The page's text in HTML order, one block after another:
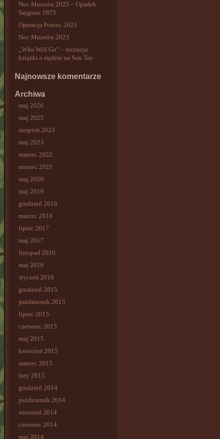
Noc Muzeów 2025 – Upadek
Sajgonu 1975
Operacja Poniec 2023
Noc Muzeów 2023
„Who Will Go” – recenzja
książki o rajdzie na Son Tay
Najnowsze komentarze
Archiwa
maj 2026
maj 2025
sierpień 2023
maj 2023
marzec 2022
marzec 2021
maj 2020
maj 2019
grudzień 2018
marzec 2018
lipiec 2017
maj 2017
listopad 2016
maj 2016
styczeń 2016
grudzień 2015
październik 2015
lipiec 2015
czerwiec 2015
maj 2015
kwiecień 2015
marzec 2015
luty 2015
grudzień 2014
październik 2014
wrzesień 2014
czerwiec 2014
maj 2014